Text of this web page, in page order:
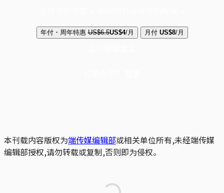
年付・周年特惠 US$6.5US$4/月 月付 US$8/月
本刊载内容版权为端传媒编辑部或相关单位所有,未经端传媒
编辑部授权,请勿转载或复制,否则即为侵权。